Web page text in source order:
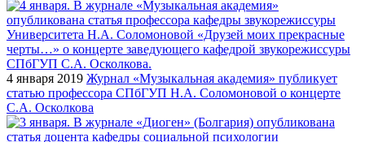
4 января 2019 Журнал «Музыкальная академия» публикует
статью профессора СПбГУП Н.А. Соломоновой о концерте
С.А. Осколкова